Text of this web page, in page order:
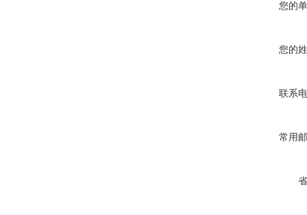
您的
您的
联系
常用